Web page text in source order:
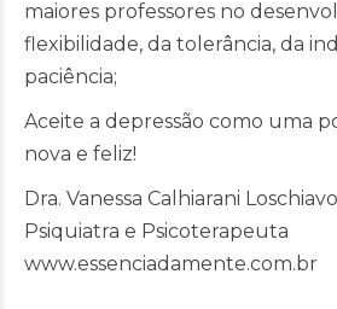
maiores professores no
flexibilidade, da tolerância, da
paciência;
Aceite a depressão como uma
nova e feliz!
Dra. Vanessa Calhiarani Loschiavo
Psiquiatra e Psicoterapeuta
www.essenciadamente.com.br